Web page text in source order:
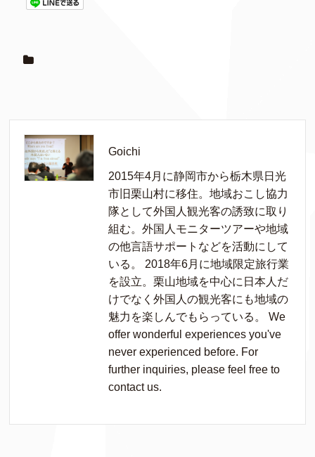
Goichi
2015年4月に静岡市から栃木県日光
市旧栗山村に移住。地域おこし協力
隊として外国人観光客の誘致に取り
組む。外国人モニターツアーや地域
の他言語サポートなどを活動にして
いる。 2018年6月に地域限定旅行業
を設立。栗山地域を中心に日本人だ
けでなく外国人の観光客にも地域の
魅力を楽しんでもらっている。 We
offer wonderful experiences you've
never experienced before. For
further inquiries, please feel free to
contact us.